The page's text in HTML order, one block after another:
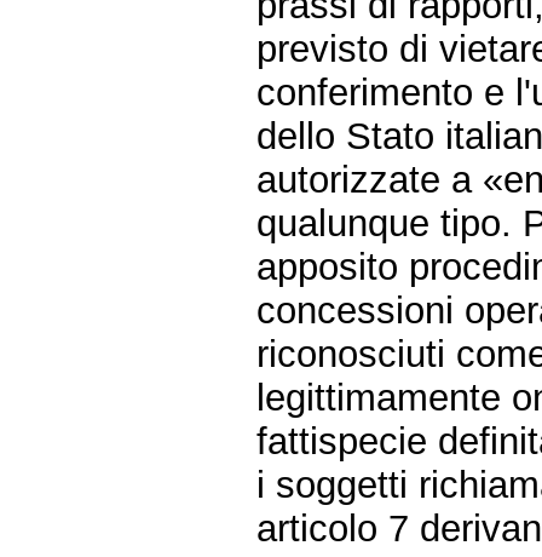
previsto di
conferimento e
dello Stato
autorizzate a
qualunque tipo.
apposito
concessioni
riconosciuti
legittimamente
fattispecie
i soggetti
articolo 7